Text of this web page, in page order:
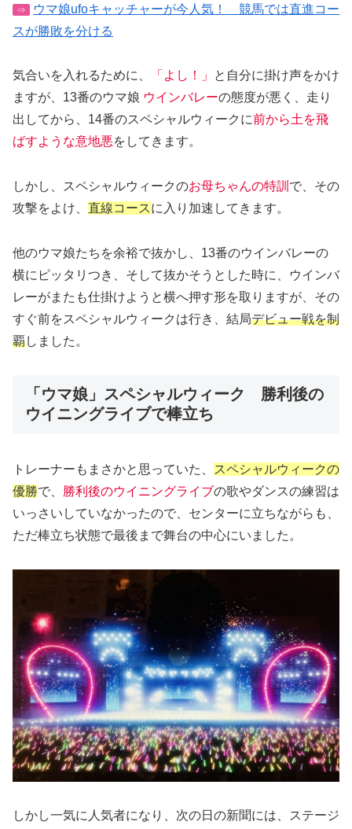
⇒
ウマ娘ufoキャッチャーが今人気！ 競馬では直進コー
スが勝敗を分ける
気合いを入れるために、 「よし！」
と自分に掛け声をかけ
ますが、13番のウマ娘 ウインバレーの態度が悪く、走り
出してから、14番のスペシャルウィークに前から土を飛
ばすような意地悪をしてきます。
しかし、スペシャルウィークのお母ちゃんの特訓 で、その
攻撃をよけ、 直線コースに入り加速してきます。
他のウマ娘たちを余裕で抜かし、13番のウインバレーの
横にピッタリつき、そして抜かそうとした時に、ウインバ
レーがまたも仕掛けようと横へ押す形を取りますが、その
すぐ前をスペシャルウィークは行き、結局デビュー戦を制
覇しました。
「ウマ娘」スペシャルウィーク 勝利後の
ウイニングライブで棒立ち
トレーナーもまさかと思っていた、
スペシャルウィークの
優勝で、 勝利後のウイニングライブの歌やダンスの練習は
いっさいしていなかったので、センターに立ちながらも、
ただ棒立ち状態で最後まで舞台の中心にいました。
しかし一気に人気者になり、次の日の新聞には、ステージ